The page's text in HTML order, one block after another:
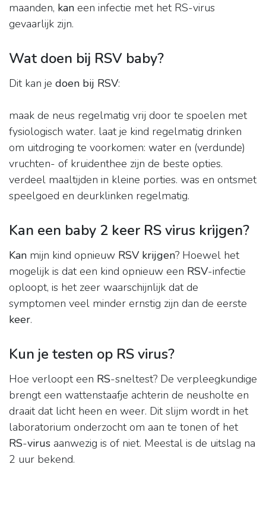
maanden, kan een infectie met het RS-virus
gevaarlijk zijn.
Wat doen bij RSV baby?
Dit kan je doen bij RSV:
maak de neus regelmatig vrij door te spoelen met
fysiologisch water. laat je kind regelmatig drinken
om uitdroging te voorkomen: water en (verdunde)
vruchten- of kruidenthee zijn de beste opties.
verdeel maaltijden in kleine porties. was en ontsmet
speelgoed en deurklinken regelmatig.
Kan een baby 2 keer RS virus krijgen?
Kan mijn kind opnieuw RSV krijgen? Hoewel het
mogelijk is dat een kind opnieuw een RSV-infectie
oploopt, is het zeer waarschijnlijk dat de
symptomen veel minder ernstig zijn dan de eerste
keer.
Kun je testen op RS virus?
Hoe verloopt een RS-sneltest? De verpleegkundige
brengt een wattenstaafje achterin de neusholte en
draait dat licht heen en weer. Dit slijm wordt in het
laboratorium onderzocht om aan te tonen of het
RS-virus aanwezig is of niet. Meestal is de uitslag na
2 uur bekend.